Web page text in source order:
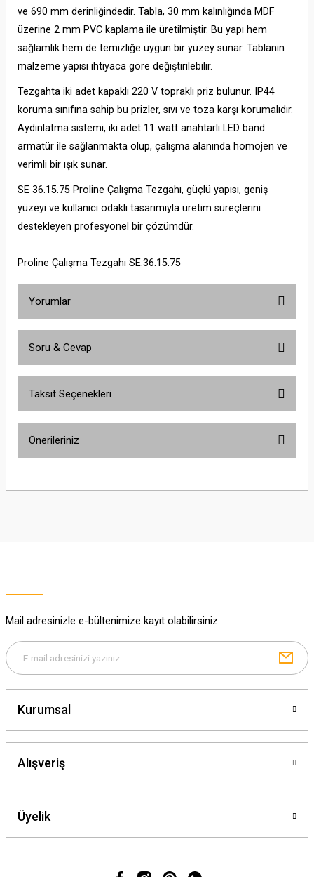
ve 690 mm derinliğindedir. Tabla, 30 mm kalınlığında MDF
üzerine 2 mm PVC kaplama ile üretilmiştir. Bu yapı hem
sağlamlık hem de temizliğe uygun bir yüzey sunar. Tablanın
malzeme yapısı ihtiyaca göre değiştirilebilir.
Tezgahta iki adet kapaklı 220 V topraklı priz bulunur. IP44
koruma sınıfına sahip bu prizler, sıvı ve toza karşı korumalıdır.
Aydınlatma sistemi, iki adet 11 watt anahtarlı LED band
armatür ile sağlanmakta olup, çalışma alanında homojen ve
verimli bir ışık sunar.
SE 36.15.75 Proline Çalışma Tezgahı, güçlü yapısı, geniş
yüzeyi ve kullanıcı odaklı tasarımıyla üretim süreçlerini
destekleyen profesyonel bir çözümdür.
Proline Çalışma Tezgahı SE.36.15.75
Yorumlar
Soru & Cevap
Taksit Seçenekleri
Önerileriniz
yetersiz gördüğünüz noktaları öneri formunu kullanarak tarafımıza
Bu ürüne benzer farklı alternatifler olmalı.
Mail adresinizle e-bültenimize kayıt olabilirsiniz.
Kurumsal
Alışveriş
Üyelik